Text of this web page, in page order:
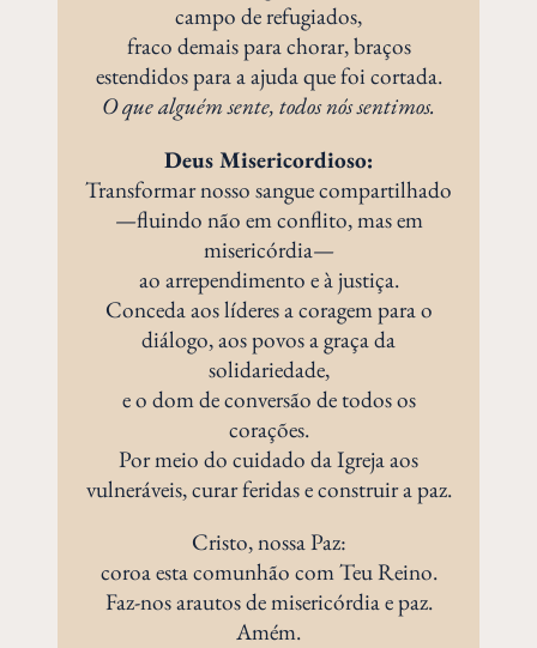
campo de refugiados,
fraco demais para chorar, braços
estendidos para a ajuda que foi cortada.
O que alguém sente, todos nós sentimos.
Deus Misericordioso:
Transformar nosso sangue compartilhado
—fluindo não em conflito, mas em
misericórdia—
ao arrependimento e à justiça.
Conceda aos líderes a coragem para o
diálogo, aos povos a graça da
solidariedade,
e o dom de conversão de todos os
corações.
Por meio do cuidado da Igreja aos
vulneráveis, curar feridas e construir a paz.
Cristo, nossa Paz:
coroa esta comunhão com Teu Reino.
Faz-nos arautos de misericórdia e paz.
Amém.